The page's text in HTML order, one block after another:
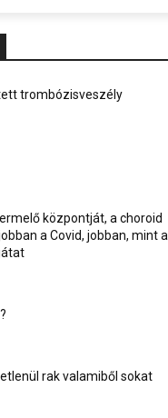
trombózisveszély
központját, a choroid
a Covid, jobban, mint a
rak valamiből sokat